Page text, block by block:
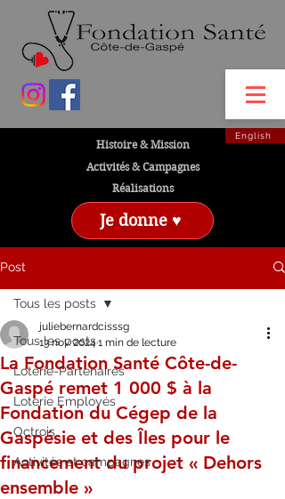
Histoire & Mission
English
Activités & Campagnes
Réalisations
Je donne ♥
Post
Tous les posts
Loterie-Partenaires
Loterie Employés
Octrois
Activités et campagnes
Tous les posts
La Fondation Santé Côte-de-
Gaspé remet 1 000 $ à la
Fondation du Cégep de la
Gaspésie et des Îles pour le
financement du projet « Dehors
ensemble »
juliebernardcisssg
13 nov. 20241 min de lecture